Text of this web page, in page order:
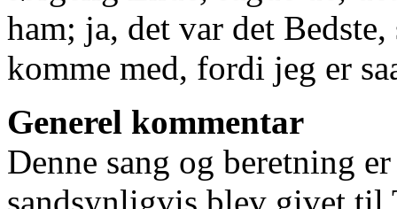
ham; ja, det var det
komme med, fordi jeg er
Generel kommentar
Denne sang og beretning
sandsynligvis blev givet til